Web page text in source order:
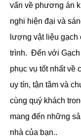
vấn về phương án
nghi hiện đại và
lượng vật liệu
trình. Đến với
phục vụ tốt nhất về
uy tín, tận tâm và
cùng quý khách
mang đến những
nhà của bạn..